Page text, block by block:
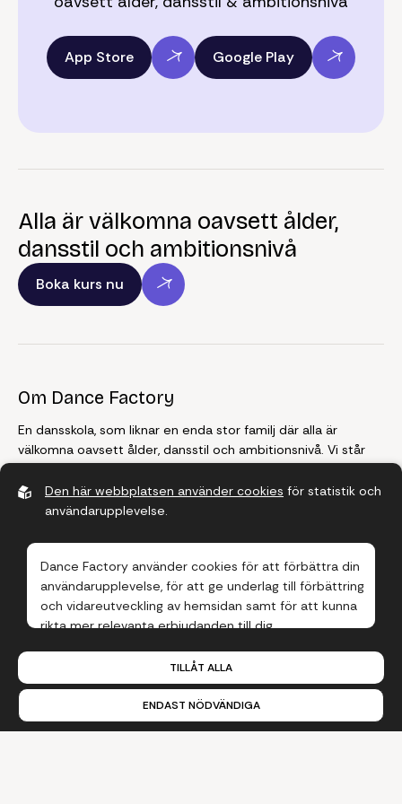
App Store Google Play
Alla är välkomna oavsett ålder,
dansstil och ambitionsnivå
Boka kurs nu
Om Dance Factory
En dansskola, som liknar en enda stor familj där alla är
välkomna oavsett ålder, dansstil och ambitionsnivå. Vi står
framför allt, vi älskar dans!
Telefon:08-770 00 11
E-post:farsta@dancefactory.se
Adress:
Besöksadress: Farstagången 22, Farsta Centrum
08-770 00 11
E-post:tyreso@dancefactory.se
Den här webbplatsen använder cookies för statistik och
användarupplevelse.
Dance Factory använder cookies för att förbättra din
användarupplevelse, för att ge underlag till förbättring
och vidareutveckling av hemsidan samt för att kunna
rikta mer relevanta erbjudanden till dig.
personuppgiftspolicy
i efterhand hittar du den möjligheten i botten på sidan.
ENDAST NÖDVÄNDIGA
TILLÅT ALLA